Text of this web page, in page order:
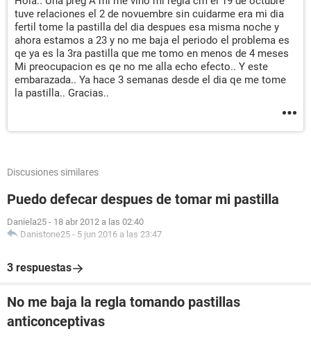
tuve relaciones el 2 de novuembre sin cuidarme era mi dia
fertil tome la pastilla del dia despues esa misma noche y
ahora estamos a 23 y no me baja el periodo el problema es
qe ya es la 3ra pastilla que me tomo en menos de 4 meses
Mi preocupacion es qe no me alla echo efecto.. Y este
embarazada.. Ya hace 3 semanas desde el dia qe me tome
la pastilla.. Gracias..
Discusiones similares
Puedo defecar despues de tomar mi pastilla
Daniela25 - 18 abr 2012 a las 02:40
Danistone25 - 5 jun 2016 a las 23:47
3 respuestas
No me baja la regla tomando pastillas
anticonceptivas